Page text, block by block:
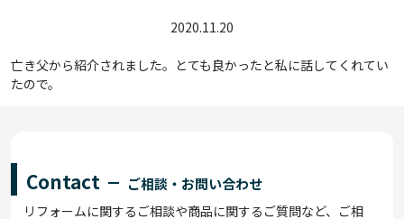
2020.11.20
亡き父から紹介されました。とても良かったと私に話してくれてい
たので。
Contact ご相談・お問い合わせ
リフォームに関するご相談や商品に関するご質問など、ご相